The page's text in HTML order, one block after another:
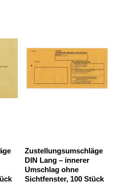
Zustellungsumschläge
DIN Lang – innerer
Umschlag ohne
Sichtfenster, 100 Stück